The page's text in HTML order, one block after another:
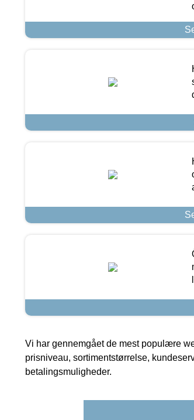
Vi har gennemgået de mest populære
prisniveau, sortimentstørrelse,
betalingsmuligheder.